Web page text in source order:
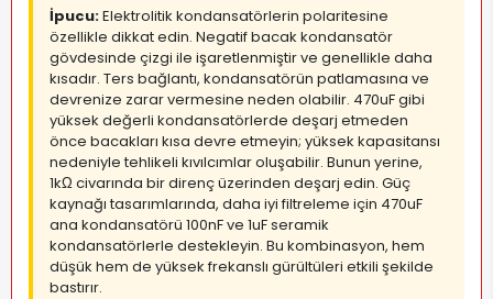
İpucu:Elektrolitik kondansatörlerin polaritesine
özellikle dikkat edin. Negatif bacak kondansatör
gövdesinde çizgi ile işaretlenmiştir ve genellikle daha
kısadır. Ters bağlantı, kondansatörün patlamasına ve
devrenize zarar vermesine neden olabilir. 470uF gibi
yüksek değerli kondansatörlerde deşarj etmeden
önce bacakları kısa devre etmeyin; yüksek kapasitansı
nedeniyle tehlikeli kıvılcımlar oluşabilir. Bunun yerine,
1kΩ civarında bir direnç üzerinden deşarj edin. Güç
kaynağı tasarımlarında, daha iyi filtreleme için 470uF
ana kondansatörü 100nF ve 1uF seramik
kondansatörlerle destekleyin. Bu kombinasyon, hem
düşük hem de yüksek frekanslı gürültüleri etkili şekilde
bastırır.